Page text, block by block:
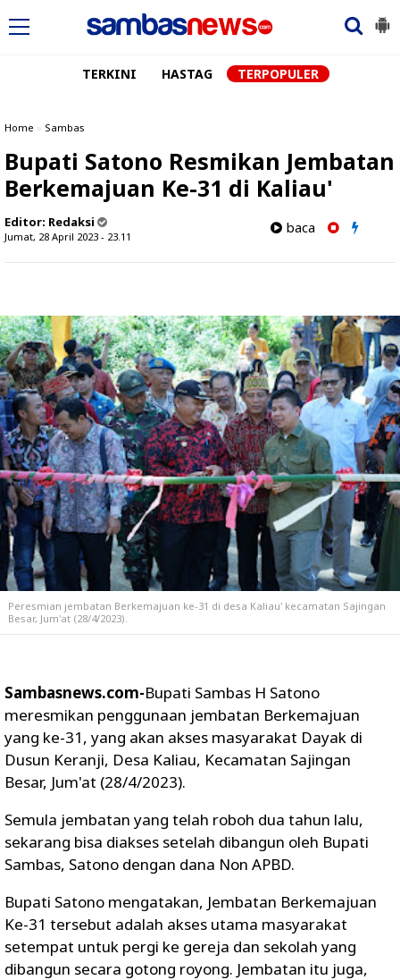
TERKINI HASTAG TERPOPULER
Home » Sambas
Bupati Satono Resmikan Jembatan
Berkemajuan Ke-31 di Kaliau'
Editor: Redaksi
Jumat, 28 April 2023 - 23.11
baca
Peresmian jembatan Berkemajuan ke-31 di desa Kaliau' kecamatan Sajingan
Besar, Jum'at (28/4/2023).
Sambasnews.com-Bupati Sambas H Satono
meresmikan penggunaan jembatan Berkemajuan
yang ke-31, yang akan akses masyarakat Dayak di
Dusun Keranji, Desa Kaliau, Kecamatan Sajingan
Besar, Jum'at (28/4/2023).
Semula jembatan yang telah roboh dua tahun lalu,
sekarang bisa diakses setelah dibangun oleh Bupati
Sambas, Satono dengan dana Non APBD.
Bupati Satono mengatakan, Jembatan Berkemajuan
Ke-31 tersebut adalah akses utama masyarakat
setempat untuk pergi ke gereja dan sekolah yang
dibangun secara gotong royong. Jembatan itu juga,